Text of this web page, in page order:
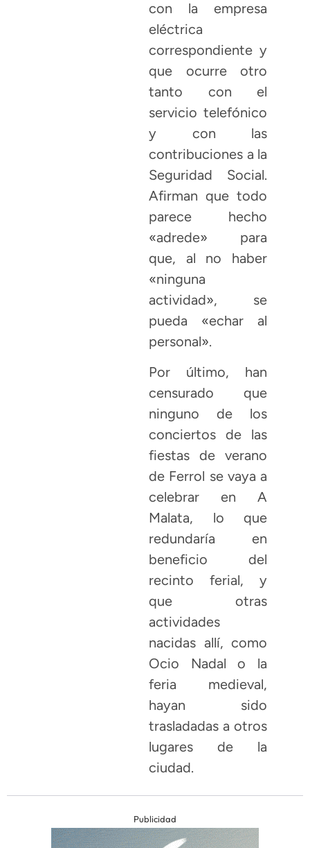
con la empresa
eléctrica
correspondiente y
que ocurre otro
tanto con el
servicio telefónico
y con las
contribuciones a la
Seguridad Social.
Afirman que todo
parece hecho
«adrede» para
que, al no haber
«ninguna
actividad», se
pueda «echar al
personal».
Por último, han
censurado que
ninguno de los
conciertos de las
fiestas de verano
de Ferrol se vaya a
celebrar en A
Malata, lo que
redundaría en
beneficio del
recinto ferial, y
que otras
actividades
nacidas allí, como
Ocio Nadal o la
feria medieval,
hayan sido
trasladadas a otros
lugares de la
ciudad.
Publicidad